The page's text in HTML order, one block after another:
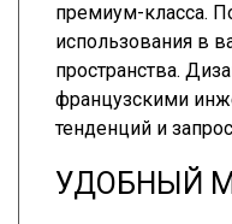
премиум-класса.
использования в
пространства.
французскими
тенденций и
УДОБНЫЙ